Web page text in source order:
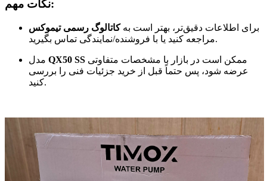
نکات مهم:
برای اطلاعات دقیق‌تر، بهتر است بهکاتالوگ رسمی تیموکس
مراجعه کنید یا با فروشنده/نمایندگی تماس بگیرید.
QX50 SS
عرضه شود، پس حتماً قبل از خرید جزئیات فنی را بررسی
کنید.